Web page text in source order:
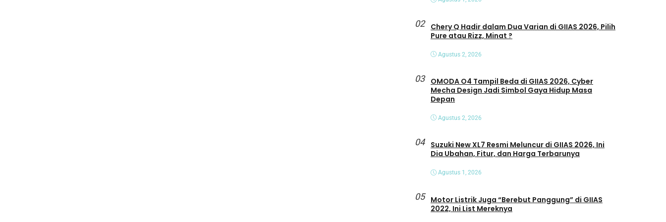
02
Chery Q Hadir dalam Dua Varian di GIIAS 2026, Pilih
Pure atau Rizz, Minat ?
Agustus 2, 2026
03
OMODA O4 Tampil Beda di GIIAS 2026, Cyber
Mecha Design Jadi Simbol Gaya Hidup Masa
Depan
Agustus 2, 2026
04
Suzuki New XL7 Resmi Meluncur di GIIAS 2026, Ini
Dia Ubahan, Fitur, dan Harga Terbarunya
Agustus 1, 2026
05
Motor Listrik Juga “Berebut Panggung” di GIIAS
2022, Ini List Mereknya